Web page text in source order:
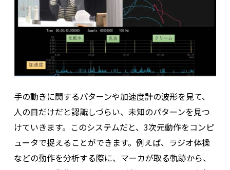
手の動きに関するパターンや加速度計の波形を見て、
人の目だけだと認識しづらい、未知のパターンを見つ
けていきます。このシステムだと、3次元動作をコンピ
ュータで捉えることができます。例えば、ラジオ体操
などの動作を分析する際に、マーカが取る軌跡から、